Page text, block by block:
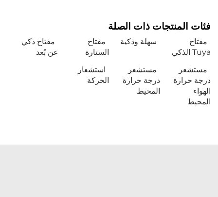
فئات المنتجات ذات الصلة
مفتاح
Tuya الذكي
سهلة وذكية
مفتاح
الستارة
مفتاح ذكي
عن بُعد
مستشعر
درجة حرارة
الهواء
المحيط
مستشعر
درجة حرارة
المحيط
استشعار
الحركة